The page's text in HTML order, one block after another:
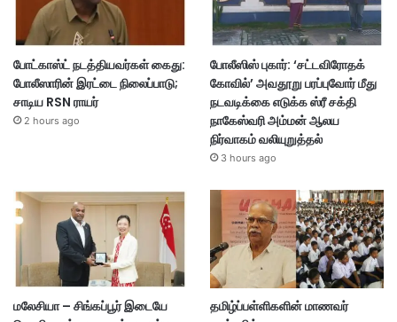
போட்காஸ்ட் நடத்தியவர்கள் கைது:
போலீஸாரின் இரட்டை நிலைப்பாடு;
சாடிய RSN ராயர்
2 hours ago
போலீஸிஸ் புகார்: ‘சட்டவிரோதக்
கோவில்’ அவதூறு பரப்புவோர் மீது
நடவடிக்கை எடுக்க ஸ்ரீ சக்தி
நாகேஸ்வரி அம்மன் ஆலய
நிர்வாகம் வலியுறுத்தல்
3 hours ago
மலேசியா – சிங்கப்பூர் இடையே
தமிழ்ப்பள்ளிகளின் மாணவர்